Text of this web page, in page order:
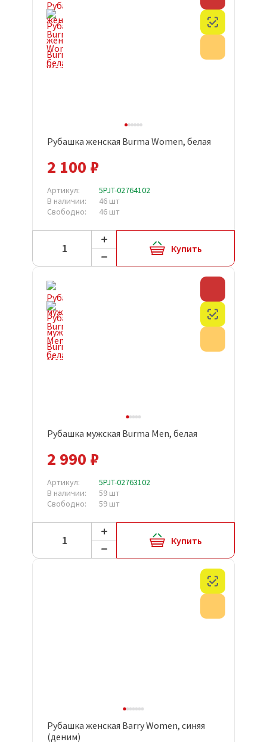
Рубашка женская Burma Women, белая
2 100 ₽
Артикул:
5PJT-02764102
В наличии:
46 шт
Свободно:
46 шт
Купить
Рубашка мужская Burma Men, белая
2 990 ₽
Артикул:
5PJT-02763102
В наличии:
59 шт
Свободно:
59 шт
Купить
Рубашка женская Barry Women, синяя
(деним)